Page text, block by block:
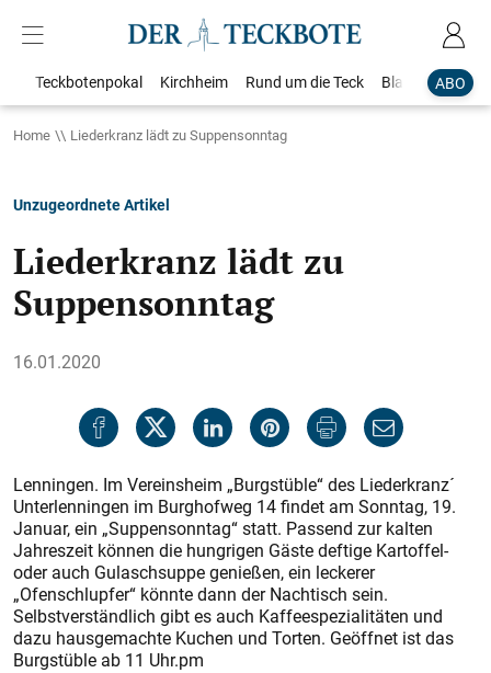
ABO
Teckbotenpokal Kirchheim Rund um die Teck Blaulicht
Home Liederkranz lädt zu Suppensonntag
Unzugeordnete Artikel
Liederkranz lädt zu
Suppensonntag
16.01.2020
Lenningen. Im Vereinsheim „Burgstüble“ des Liederkranz´
Unterlenningen im Burghofweg 14 findet am Sonntag, 19.
Januar, ein „Suppensonntag“ statt. Passend zur kalten
Jahreszeit können die hungrigen Gäste deftige Kartoffel-
oder auch Gulaschsuppe genießen, ein leckerer
„Ofenschlupfer“ könnte dann der Nachtisch sein.
Selbstverständlich gibt es auch Kaffeespezialitäten und
dazu hausgemachte Kuchen und Torten. Geöffnet ist das
Burgstüble ab 11 Uhr.pm